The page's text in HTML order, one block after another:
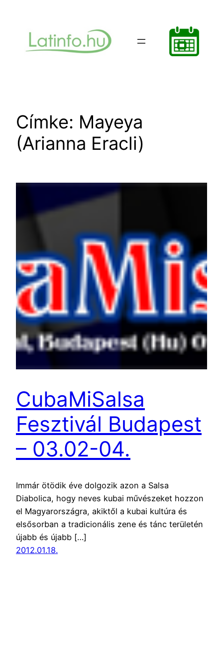
tartalomhoz
Címke: Mayeya
(Arianna Eracli)
CubaMiSalsa
Fesztivál Budapest
– 03.02-04.
Immár ötödik éve dolgozik azon a Salsa
Diabolica, hogy neves kubai művészeket hozzon
el Magyarországra, akiktől a kubai kultúra és
elsősorban a tradicionális zene és tánc területén
újabb és újabb […]
2012.01.18.